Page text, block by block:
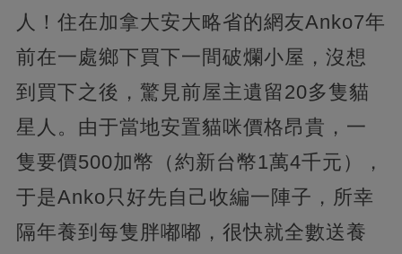
人！住在加拿大安大略省的網友Anko7年
前在一處鄉下買下一間破爛小屋，沒想
到買下之後，驚見前屋主遺留20多隻貓
星人。由于當地安置貓咪價格昂貴，一
隻要價500加幣（約新台幣1萬4千元），
于是Anko只好先自己收編一陣子，所幸
隔年養到每隻胖嘟嘟，很快就全數送養